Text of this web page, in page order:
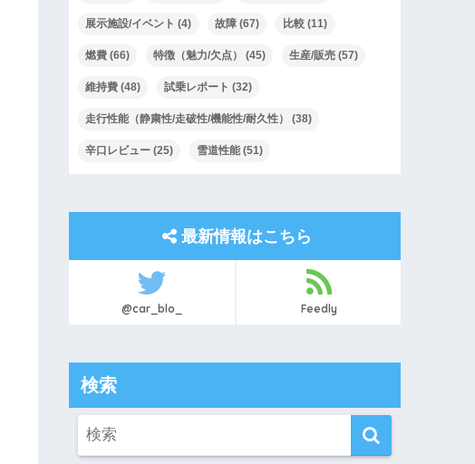
展示施設/イベント (4) 故障 (67) 比較 (11)
燃費 (66) 特徴（魅力/欠点） (45) 生産/販売 (57)
維持費 (48) 試乗レポート (32)
走行性能（静粛性/走破性/機能性/耐久性） (38)
辛口レビュー (25) 雪道性能 (51)
最新情報はこちら
@car_blo_ Feedly
検索